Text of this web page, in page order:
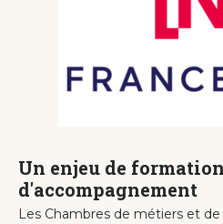
Un enjeu de
d'accompagnement
Les Chambres de métiers et